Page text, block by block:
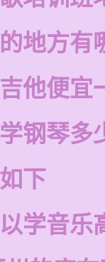
地方有
他便宜
钢琴多
下
学音乐